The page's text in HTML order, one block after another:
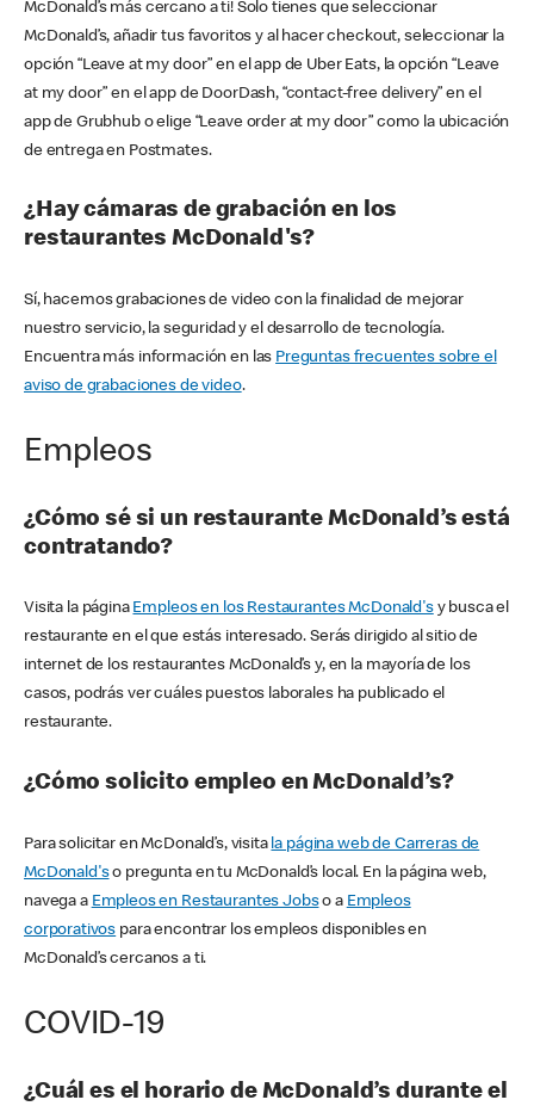
McDonald’s más cercano a ti! Solo tienes que seleccionar
McDonald’s, añadir tus favoritos y al hacer checkout, seleccionar la
opción “Leave at my door” en el app de Uber Eats, la opción “Leave
at my door” en el app de DoorDash, “contact-free delivery” en el
app de Grubhub o elige “Leave order at my door” como la ubicación
de entrega en Postmates.
¿Hay cámaras de grabación en los
restaurantes McDonald's?
Sí, hacemos grabaciones de video con la finalidad de mejorar
nuestro servicio, la seguridad y el desarrollo de tecnología.
Encuentra más información en las Preguntas frecuentes sobre el
aviso de grabaciones de video.
Empleos
¿Cómo sé si un restaurante McDonald’s está
contratando?
Visita la página Empleos en los Restaurantes McDonald'sy busca el
restaurante en el que estás interesado. Serás dirigido al sitio de
internet de los restaurantes McDonald’s y, en la mayoría de los
casos, podrás ver cuáles puestos laborales ha publicado el
restaurante.
¿Cómo solicito empleo en McDonald’s?
Para solicitar en McDonald’s, visita la página web de Carreras de
McDonald'so pregunta en tu McDonald’s local. En la página web,
navega a Empleos en Restaurantes Jobso a Empleos
corporativos para encontrar los empleos disponibles en
McDonald’s cercanos a ti.
COVID-19
¿Cuál es el horario de McDonald’s durante el